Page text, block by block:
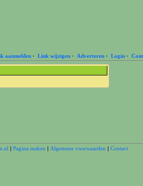
aanmelden - Link wijzigen - Adverteren - Login -
|Pagina maken | Algemene voorwaarden |Contact